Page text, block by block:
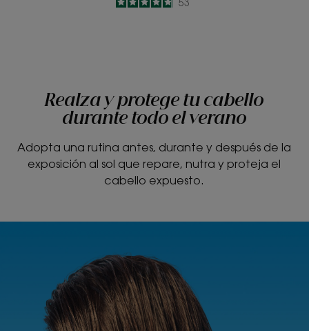
Realza y protege tu cabello
durante todo el verano
Adopta una rutina antes, durante y después de la
exposición al sol que repare, nutra y proteja el
cabello expuesto.